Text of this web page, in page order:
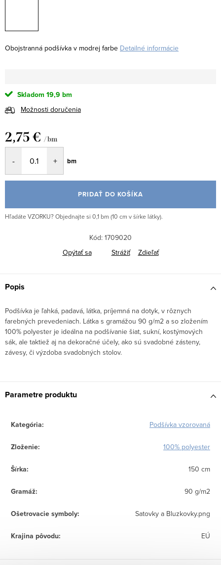
Obojstranná podšívka v modrej farbe Detailné informácie
Skladom 19,9 bm
Možnosti doručenia
2,75 € / bm
cena:
bm
PRIDAŤ DO KOŠÍKA
Hľadáte VZORKU? Objednajte si 0,1 bm (10 cm v šírke látky).
Kód: 1709020
Opýtať sa
Strážiť Zdieľať
Popis
Podšívka je ľahká, padavá, látka, príjemná na dotyk, v rôznych
farebných prevedeniach. Látka s gramážou 90 g/m2 a so zložením
100% polyester je ideálna na podšívanie šiat, sukní, kostýmových
sák, ale taktiež aj na dekoračné účely, ako sú svadobné zásteny,
závesy, či výzdoba svadobných stolov.
Parametre produktu
Kategória: Podšívka vzorovaná
Zloženie: 100% polyester
Šírka: 150 cm
Gramáž: 90 g/m2
Ošetrovacie symboly: Satovky a Bluzkovky.png
Krajina pôvodu: EÚ